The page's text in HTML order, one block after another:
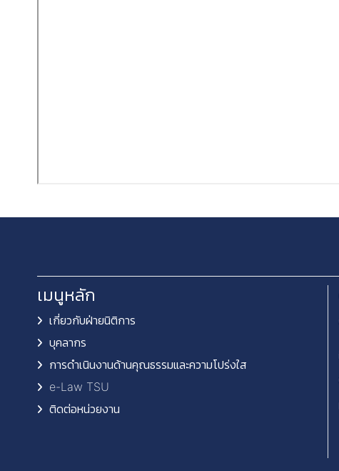
เมนูหลัก
เกี่ยวกับฝ่ายนิติการ
บุคลากร
การดำเนินงานด้านคุณธรรมและความโปร่งใส
e-Law TSU
ติดต่อหน่วยงาน